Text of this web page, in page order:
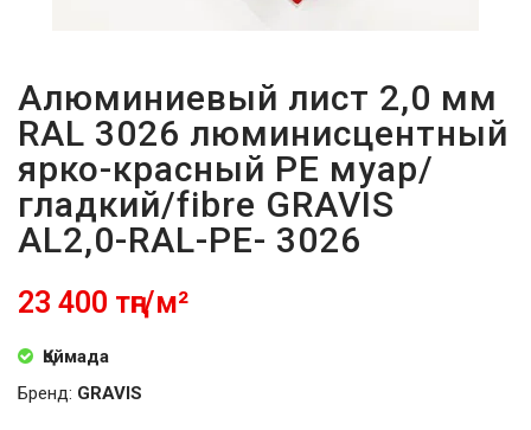
Алюминиевый лист 2,0 мм
RAL 3026 люминисцентный
ярко-красный PE муар/
гладкий/fibre GRAVIS
AL2,0-RAL-PE- 3026
23 400 тңг/м²
Қоймада
Бренд: GRAVIS